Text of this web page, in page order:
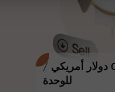
فرق السعر يبدأ من 0 دولار أمريكي /
للوحدة
وسرعة التداول
أليش لوبرايس
على عالم
يُلهم العملاء
مكافأة تصل إلى 1000 ضعف - أكبر